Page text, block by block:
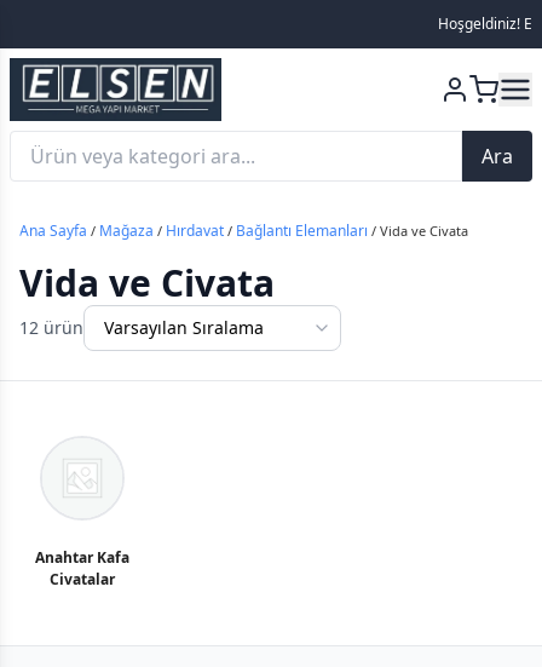
Hoşgeldiniz!
Ara
Ana Sayfa / Mağaza / Hırdavat / Bağlantı Elemanları / Vida ve Civata
Vida ve Civata
12 ürün
Anahtar Kafa
Civatalar